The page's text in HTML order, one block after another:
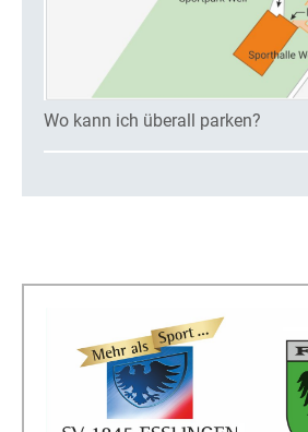
Wo kann ich überall parken?